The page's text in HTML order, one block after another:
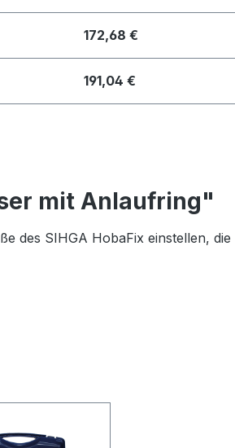
172,68 €
191,04 €
mit Anlaufring"
des SIHGA HobaFix einstellen,